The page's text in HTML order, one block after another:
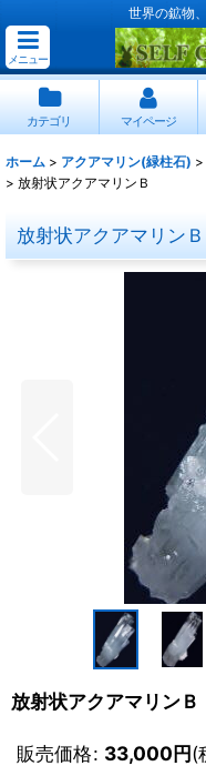
世界の鉱物
メニュー
カテゴリ マイページ
ホーム > アクアマリン(緑柱石) >
> 放射状アクアマリンＢ
放射状アクアマリンＢ
放射状アクアマリンＢ
販売価格: 33,000円(